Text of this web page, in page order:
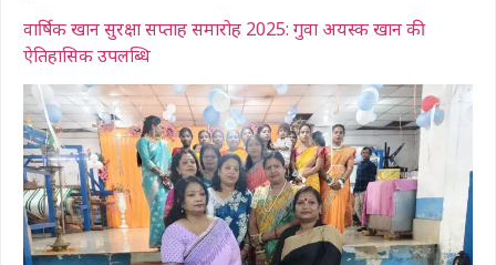
वार्षिक खान सुरक्षा सप्ताह समारोह 2025: गुवा अयस्क खान की
ऐतिहासिक उपलब्धि